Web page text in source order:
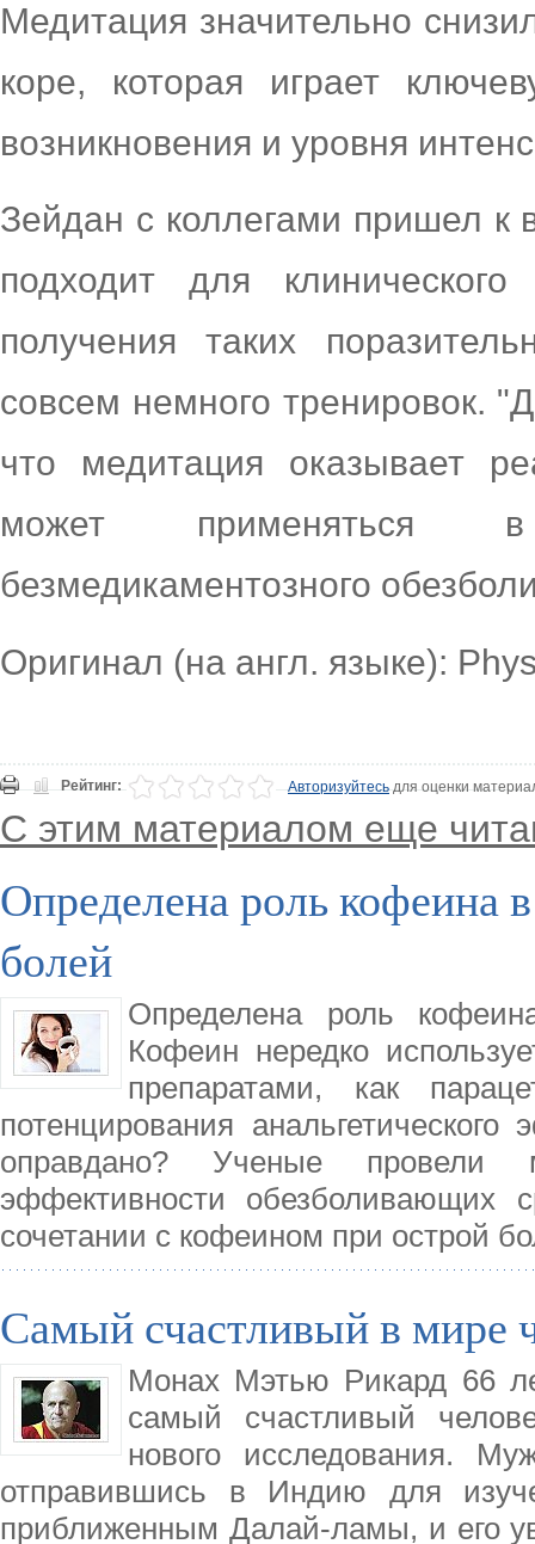
Медитация значительно
коре, которая играет
возникновения и уровня
Зейдан с коллегами пришел к
подходит для
получения таких
совсем немного тренировок.
что медитация оказывает
может применяться в
безмедикаментозного
Оригинал (на англ. языке):
Рейтинг: Авторизуйтесьдля оценки
С этим материалом еще
Определена роль кофеина
болей
Определена роль
Кофеин нередко
препаратами, как
потенцирования
оправдано? Ученые провели
эффективности обезболивающих
сочетании с кофеином при острой
Самый счастливый в мире
Монах Мэтью Рикард 66
самый счастливый
нового исследования.
отправившись в Индию для
приближенным Далай-ламы, и его